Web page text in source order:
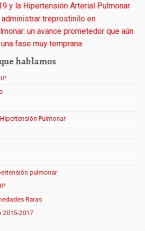
y la Hipertensión Arterial Pulmonar
administrar treprostinilo en
un avance prometedor que aún
fase muy temprana
hablamos
Pulmonar
pulmonar
Raras
2015-2017